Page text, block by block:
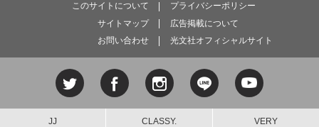
このサイトについて
プライバシーポリシー
サイトマップ
広告掲載について
お問い合わせ
光文社オフィシャルサイト
JJ CLASSY. VERY